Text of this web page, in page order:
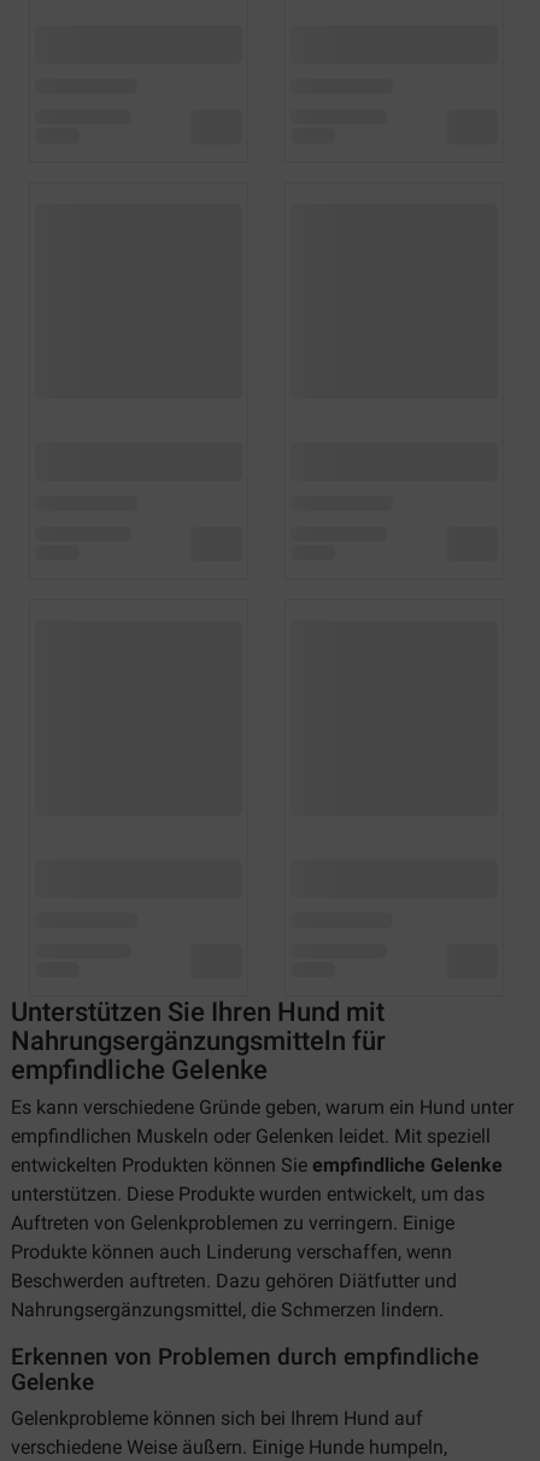
Unterstützen Sie Ihren Hund mit
Nahrungsergänzungsmitteln für
empfindliche Gelenke
Es kann verschiedene Gründe geben, warum ein Hund unter
empfindlichen Muskeln oder Gelenken leidet. Mit speziell
entwickelten Produkten können Sie empfindliche Gelenke
unterstützen. Diese Produkte wurden entwickelt, um das
Auftreten von Gelenkproblemen zu verringern. Einige
Produkte können auch Linderung verschaffen, wenn
Beschwerden auftreten. Dazu gehören Diätfutter und
Nahrungsergänzungsmittel, die Schmerzen lindern.
Erkennen von Problemen durch empfindliche
Gelenke
Gelenkprobleme können sich bei Ihrem Hund auf
verschiedene Weise äußern. Einige Hunde humpeln,